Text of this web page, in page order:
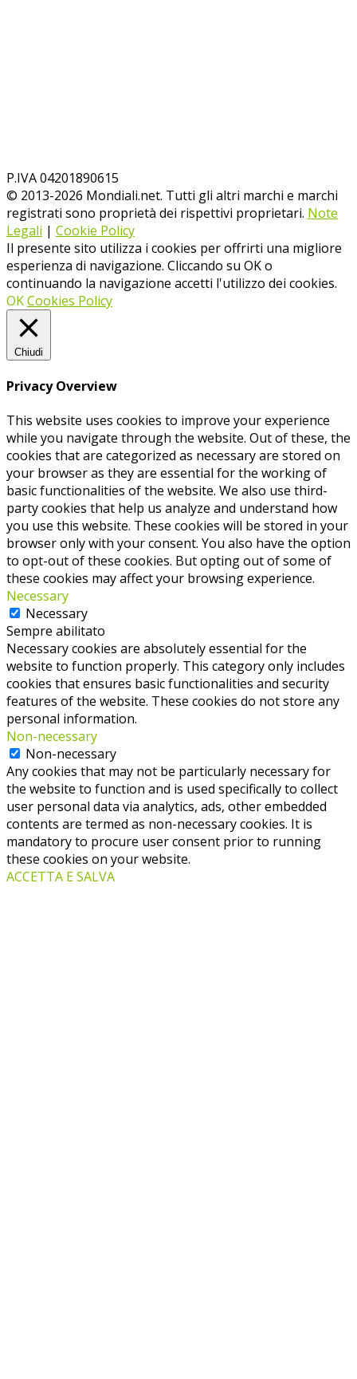
P.IVA 04201890615
© 2013-2026 Mondiali.net. Tutti gli altri marchi e marchi
registrati sono proprietà dei rispettivi proprietari. Note
Legali | Cookie Policy
Il presente sito utilizza i cookies per offrirti una migliore
esperienza di navigazione. Cliccando su OK o
continuando la navigazione accetti l'utilizzo dei cookies.
OKCookies Policy
Chiudi
Privacy Overview
This website uses cookies to improve your experience
while you navigate through the website. Out of these, the
cookies that are categorized as necessary are stored on
your browser as they are essential for the working of
basic functionalities of the website. We also use third-
party cookies that help us analyze and understand how
you use this website. These cookies will be stored in your
browser only with your consent. You also have the option
to opt-out of these cookies. But opting out of some of
these cookies may affect your browsing experience.
Necessary
Necessary
Sempre abilitato
Necessary cookies are absolutely essential for the
website to function properly. This category only includes
cookies that ensures basic functionalities and security
features of the website. These cookies do not store any
personal information.
Non-necessary
Non-necessary
Any cookies that may not be particularly necessary for
the website to function and is used specifically to collect
user personal data via analytics, ads, other embedded
contents are termed as non-necessary cookies. It is
mandatory to procure user consent prior to running
these cookies on your website.
ACCETTA E SALVA